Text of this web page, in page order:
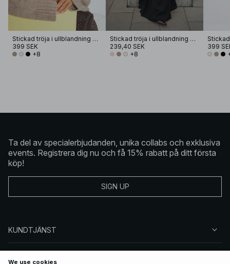
Stickad tröja i ullblandning med rund halsringning
399 SEK
+8
Stickad tröja i ullblandning med rund halsringning
239,40 SEK
+8
399
Ta del av specialerbjudanden, unika collabs och exklusiva
events. Registrera dig nu och få 15% rabatt på ditt första
köp!
SIGN UP
KUNDTJÄNST